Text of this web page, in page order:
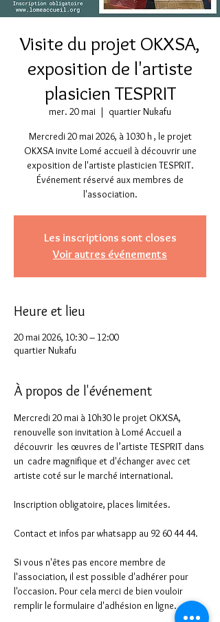
Visite du projet OKXSA,
exposition de l'artiste
plasicien TESPRIT
mer. 20 mai
  |
quartier Nukafu
Mercredi 20 mai 2026, à 1030 h , le projet
OKXSA invite Lomé accueil à découvrir une
exposition de l'artiste plasticien TESPRIT.
Événement réservé aux membres de
l'association.
Les inscriptions sont closes
Voir autres événements
Heure et lieu
20 mai 2026, 10:30 – 12:00
quartier Nukafu
À propos de l'événement
Mercredi 20 mai à 10h30 le projet OKXSA,
renouvelle son invitation à Lomé Accueil a
découvrir  les œuvres de l’artiste TESPRIT dans
un  cadre magnifique et d'échanger avec cet
artiste coté sur le marché international.
Inscription obligatoire, places limitées.
Contact et infos par whatsapp au 92 60 44 44.
Si vous n'êtes pas encore membre de
l'association, il est possible d'adhérer pour
l'occasion. Pour cela merci de bien vouloir
remplir le formulaire d'adhésion en ligne.